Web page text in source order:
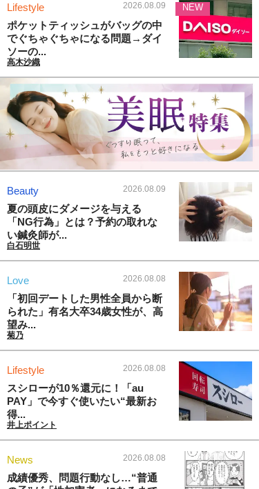
Lifestyle 2026.08.09
ポケットティッシュがバッグの中
でぐちゃぐちゃになる問題→ダイ
ソーの...
高木沙織
NEW
Beauty 2026.08.09
夏の頭皮にダメージを与える
「NG行為」とは？予約の取れな
い鍼灸師が...
白石明世
Love 2026.08.08
「初回デートした男性全員から断
られた」有名大卒34歳女性が、高
望み...
菊乃
Lifestyle 2026.08.08
スシローが10％還元に！「au
PAY」で今すぐ使いたい“最新お
得...
井上ポイント
News 2026.08.08
成績優秀、問題行動なし…“普通